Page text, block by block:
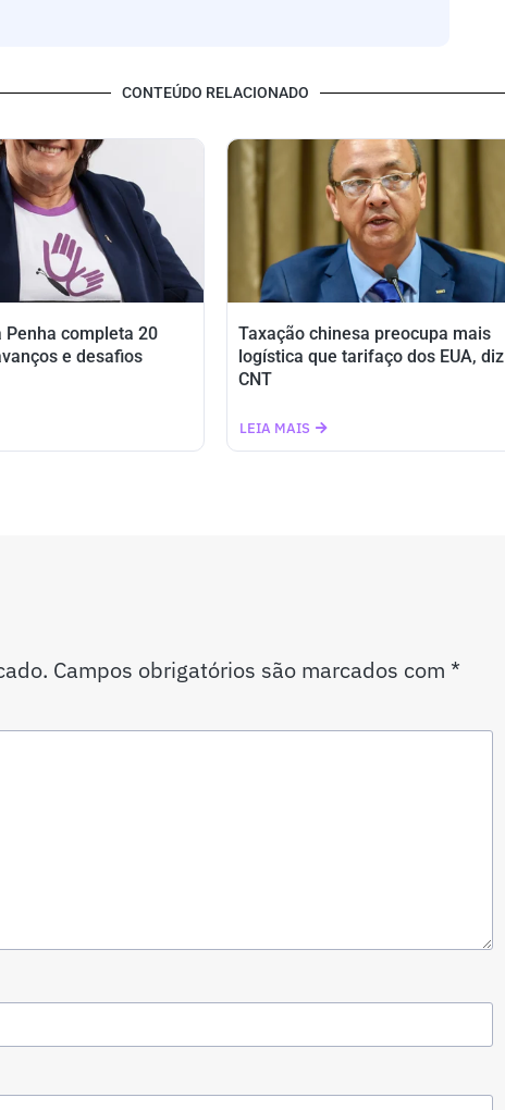
CONTEÚDO RELACIONADO
Penha completa 20
e desafios
Taxação chinesa preocupa mais
logística que tarifaço dos EUA, diz
CNT
LEIA MAIS
Campos obrigatórios são marcados com *